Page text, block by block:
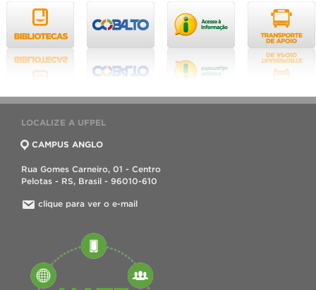
LOCALIZE A UFPEL
CAMPUS ANGLO
Rua Gomes Carneiro, 01 - Centro
Pelotas - RS, Brasil - 96010-610
clique para ver o e-mail